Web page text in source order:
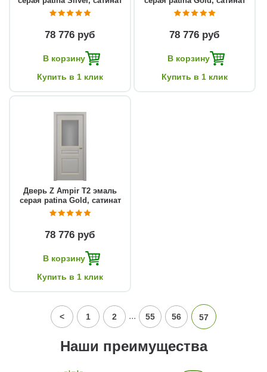
78 776 руб
В корзину
Купить в 1 клик
78 776 руб
В корзину
Купить в 1 клик
Дверь Z Ampir Т2 эмаль
серая patina Gold, сатинат
78 776 руб
В корзину
Купить в 1 клик
< 1 2 ... 55 56 57
Наши преимущества